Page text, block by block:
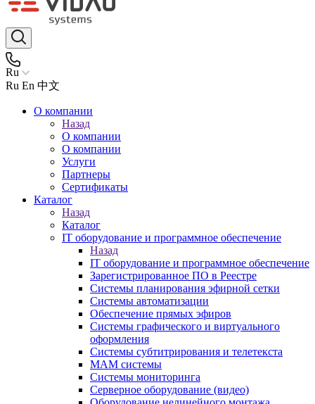
Ru
Ru En 中文
О компании
Назад
О компании
О компании
Услуги
Партнеры
Сертификаты
Каталог
Назад
Каталог
IT оборудование и программное обеспечение
Назад
IT оборудование и программное обеспечение
Зарегистрированное ПО в Реестре
Системы планирования эфирной сетки
Системы автоматизации
Обеспечение прямых эфиров
Системы графического и виртуального
оформления
Системы субтитрирования и телетекста
MAM системы
Системы мониторинга
Серверное оборудование (видео)